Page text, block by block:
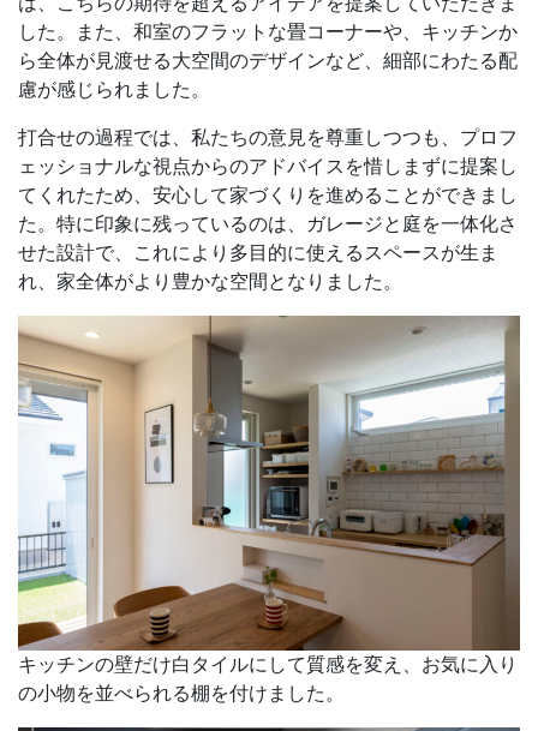
した。また、和室のフラットな畳コーナーや、キッチンか
ら全体が見渡せる大空間のデザインなど、細部にわたる配
慮が感じられました。
打合せの過程では、私たちの意見を尊重しつつも、プロフ
ェッショナルな視点からのアドバイスを惜しまずに提案し
てくれたため、安心して家づくりを進めることができまし
た。特に印象に残っているのは、ガレージと庭を一体化さ
せた設計で、これにより多目的に使えるスペースが生ま
れ、家全体がより豊かな空間となりました。
キッチンの壁だけ白タイルにして質感を変え、お気に入り
の小物を並べられる棚を付けました。